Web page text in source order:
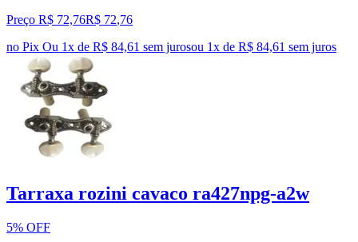
Preço R$ 72,76R$ 72,76
no Pix Ou 1x de R$ 84,61 sem jurosou 1x de R$ 84,61 sem juros
Tarraxa rozini cavaco ra427npg-a2w
5% OFF